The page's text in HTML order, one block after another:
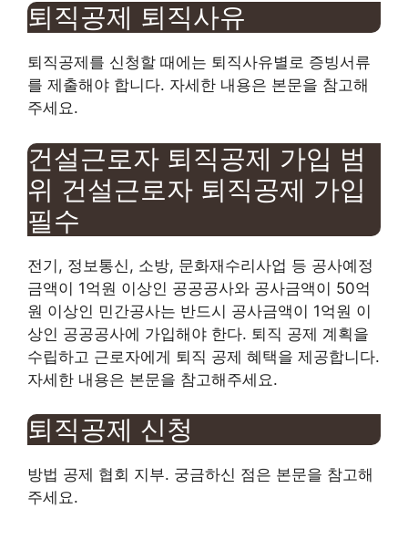
퇴직공제 퇴직사유
퇴직공제를 신청할 때에는 퇴직사유별로 증빙서류
를 제출해야 합니다. 자세한 내용은 본문을 참고해
주세요.
건설근로자 퇴직공제 가입 범
위 건설근로자 퇴직공제 가입
필수
전기, 정보통신, 소방, 문화재수리사업 등 공사예정
금액이 1억원 이상인 공공공사와 공사금액이 50억
원 이상인 민간공사는 반드시 공사금액이 1억원 이
상인 공공공사에 가입해야 한다. 퇴직 공제 계획을
수립하고 근로자에게 퇴직 공제 혜택을 제공합니다.
자세한 내용은 본문을 참고해주세요.
퇴직공제 신청
방법 공제 협회 지부. 궁금하신 점은 본문을 참고해
주세요.